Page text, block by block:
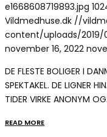
e1668608719893.jpg
Vildmedhuse.dk //
content/uploads/2019/
november 16, 2022
DE FLESTE BOLIGER I
SPEKTAKEL. DE LIGNER
TIDER VIRKE ANONYM
READ MORE